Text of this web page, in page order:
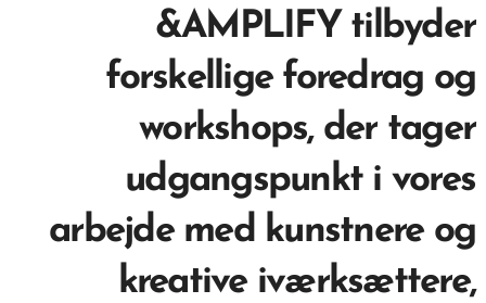
&AMPLIFY tilbyder
forskellige foredrag og
workshops, der tager
udgangspunkt i vores
arbejde med kunstnere og
kreative iværksættere,